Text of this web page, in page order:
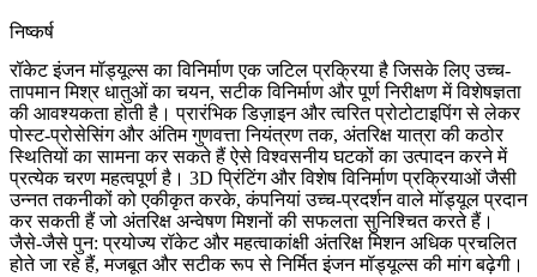
निष्कर्ष
रॉकेट इंजन मॉड्यूल्सका विनिर्माण एक जटिल प्रक्रिया है जिसके लिए उच्च-
तापमान मिश्र धातुओं का चयन, सटीक विनिर्माण और पूर्ण निरीक्षण में विशेषज्ञता
की आवश्यकता होती है।प्रारंभिक डिज़ाइन और त्वरित प्रोटोटाइपिंगसे लेकर
पोस्ट-प्रोसेसिंगऔर अंतिम गुणवत्ता नियंत्रण तक, अंतरिक्ष यात्रा की कठोर
स्थितियों का सामना कर सकते हैं ऐसे विश्वसनीय घटकों का उत्पादन करने में
प्रत्येक चरण महत्वपूर्ण है। 3D प्रिंटिंगऔरविशेष विनिर्माण प्रक्रियाओंजैसी
उन्नत तकनीकों को एकीकृत करके, कंपनियांउच्च-प्रदर्शन वाले मॉड्यूलप्रदान
कर सकती हैं जो अंतरिक्ष अन्वेषण मिशनों की सफलता सुनिश्चित करते हैं।
जैसे-जैसेपुन: प्रयोज्य रॉकेटऔर महत्वाकांक्षी अंतरिक्ष मिशन अधिक प्रचलित
होते जा रहे हैं, मजबूत औरसटीक रूप से निर्मित इंजन मॉड्यूल्सकी मांग बढ़ेगी।